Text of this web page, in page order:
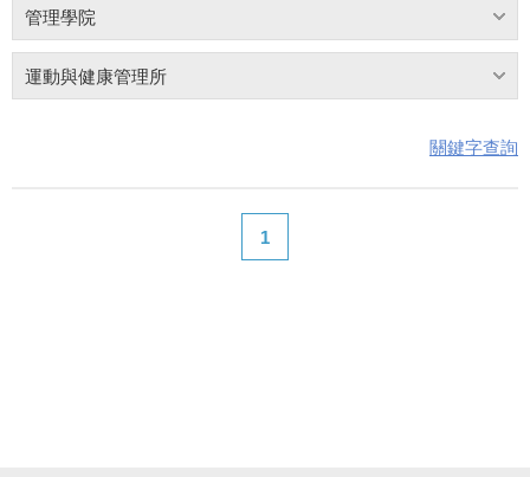
管理學院
運動與健康管理所
關鍵字查詢
1